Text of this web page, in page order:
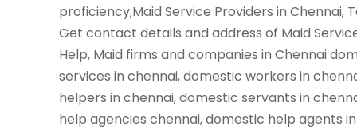
proficiency,Maid Service Providers in Chennai,
Get contact details and address of Maid
Help, Maid firms and companies in Chennai
services in chennai, domestic workers in
helpers in chennai, domestic servants in
help agencies chennai, domestic help agents